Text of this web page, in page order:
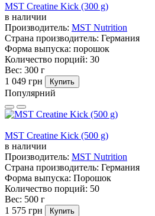
MST Creatine Kick (300 g)
в наличии
Производитель: MST Nutrition
Страна производитель: Германия
Форма выпуска: порошок
Количество порций: 30
Вес: 300 г
1 049 грн
Купить
Популярний
MST Creatine Kick (500 g)
в наличии
Производитель: MST Nutrition
Страна производитель: Германия
Форма выпуска: Порошок
Количество порций: 50
Вес: 500 г
1 575 грн
Купить